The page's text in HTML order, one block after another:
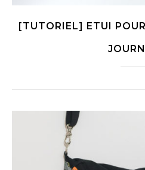
[TUTORIEL] ETUI